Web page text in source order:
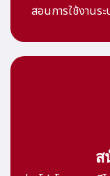
สอนการใช้งานร
ส